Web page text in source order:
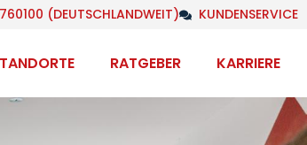
(DEUTSCHLANDWEIT) KUNDENSERVICE
RATGEBER KARRIERE